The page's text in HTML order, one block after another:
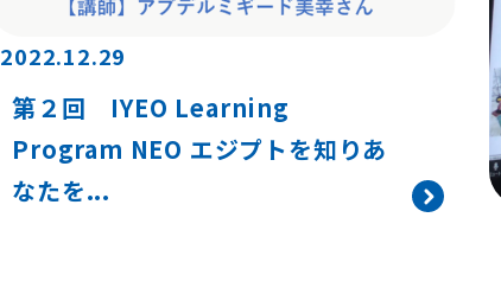
2022.12.29
第２回 IYEO Learning
Program NEO エジプトを知りあ
なたを...